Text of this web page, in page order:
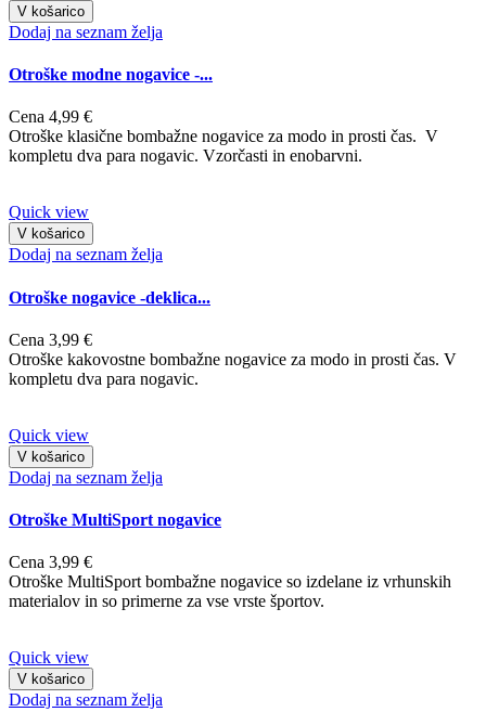
V košarico
Dodaj na seznam želja
Otroške modne nogavice -...
Cena 4,99 €
Otroške klasične bombažne nogavice za modo in prosti čas. V
kompletu dva para nogavic. Vzorčasti in enobarvni.
Quick view
V košarico
Dodaj na seznam želja
Otroške nogavice -deklica...
Cena 3,99 €
Otroške kakovostne bombažne nogavice za modo in prosti čas. V
kompletu dva para nogavic.
Quick view
V košarico
Dodaj na seznam želja
Otroške MultiSport nogavice
Cena 3,99 €
Otroške MultiSport bombažne nogavice so izdelane iz vrhunskih
materialov in so primerne za vse vrste športov.
Quick view
V košarico
Dodaj na seznam želja